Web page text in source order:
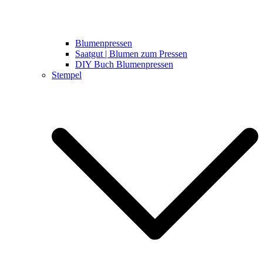
Blumenpressen
Saatgut | Blumen zum Pressen
DIY Buch Blumenpressen
Stempel